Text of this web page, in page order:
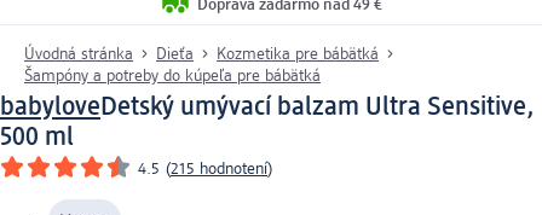
Doprava zadarmo nad 49 €
Úvodná stránka Dieťa
Kozmetika pre bábätká
Šampóny a potreby do kúpeľa pre bábätká
babyloveDetský umývací balzam Ultra Sensitive,
500 ml
4.5 (215 hodnotení)